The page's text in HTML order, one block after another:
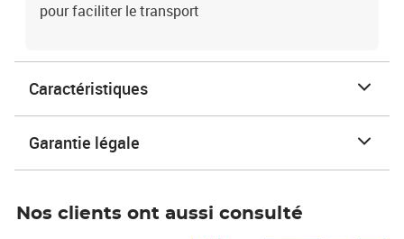
pour faciliter le transport
Caractéristiques
Garantie légale
Nos clients ont aussi consulté